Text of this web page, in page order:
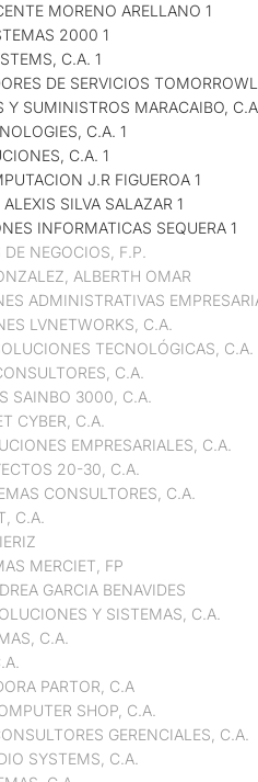
MORENO ARELLANO 1
2000 1
C.A. 1
DE SERVICIOS
Y SUMINISTROS MARACAIBO,
C.A. 1
C.A. 1
J.R FIGUEROA 1
SILVA SALAZAR 1
INFORMATICAS SEQUERA 1
NEGOCIOS, F.P.
ALBERTH OMAR
ADMINISTRATIVAS
LVNETWORKS, C.A.
TECNOLÓGICAS, C.A.
C.A.
SAINBO 3000, C.A.
CYBER, C.A.
EMPRESARIALES, C.A.
20-30, C.A.
CONSULTORES, C.A.
C.A.
MERCIET, FP
GARCIA BENAVIDES
Y SISTEMAS, C.A.
C.A.
PARTOR, C.A
SHOP, C.A.
GERENCIALES, C.A.
SYSTEMS, C.A.